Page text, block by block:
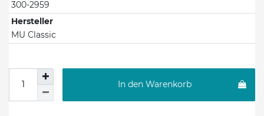
300-2959
Hersteller
MU Classic
In den Warenkorb